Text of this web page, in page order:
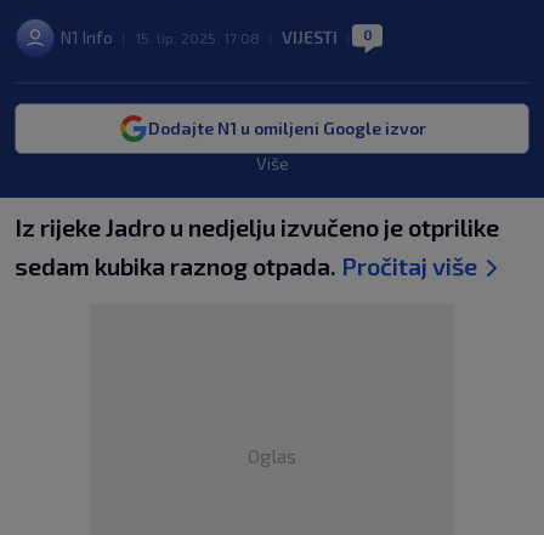
N1 Info 15. lip. 2025. 17:08 VIJESTI 0
Dodajte N1 u omiljeni Google izvor
Više
Iz rijeke Jadro u nedjelju izvučeno je otprilike
sedam kubika raznog otpada. Pročitaj više
Oglas